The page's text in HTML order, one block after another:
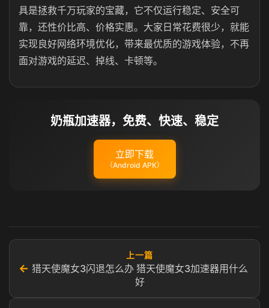
具是拯救千万玩家的宝藏，它不仅运行稳定、安全可
靠，还性价比高、价格实惠。大家日常花费很少，就能
实现良好网络环境优化，带来最优质的游戏体验，不再
面对游戏的延迟、掉线、卡顿等。
奶瓶加速器，免费、快速、稳定
立即下载
（Android APK）
←
上一篇
猎天使魔女3闪退怎么办 猎天使魔女3加速器用什么
好